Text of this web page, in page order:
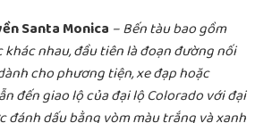
Santa Monica – Bến tàu bao gồm
nhau, đầu tiên là đoạn đường nối
cho phương tiện, xe đạp hoặc
đến giao lộ của đại lộ Colorado với đại
đánh dấu bằng vòm màu trắng và xanh